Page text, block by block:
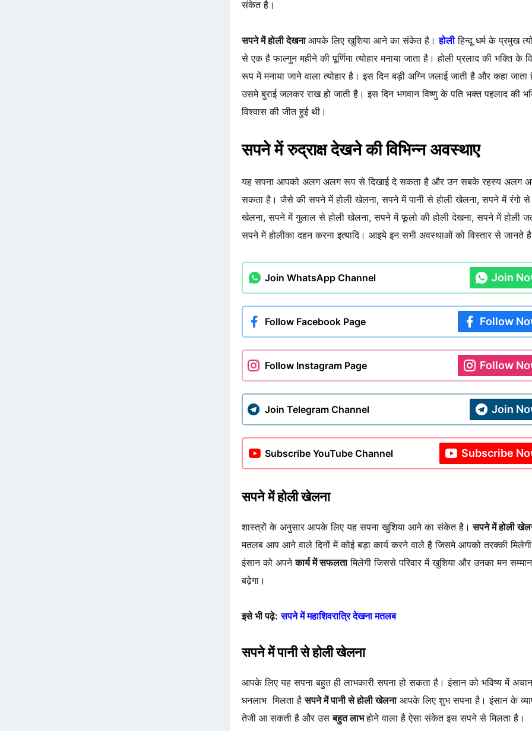
संकेत है।
सपने में होली देखनाआपके लिए खुशिया आने का संकेत है।होलीहिन्दू धर्म के प्रमुख
से एक है फाल्गुन महीने की पूर्णिमा त्योहार मनाया जाता है। होली प्रलाद की भक्ति के
रूप में मनाया जाने वाला त्योहार है। इस दिन बड़ी अग्नि जलाई जाती है और कहा जाता
उसमे बुराई जलकर राख हो जाती है। इस दिन भगवान विष्णु के पति भक्त पहलाद की
विश्वास की जीत हुई थी।
सपने में रुद्राक्ष देखने की विभिन्न अवस्थाए
यह सपना आपको अलग अलग रूप से दिखाई दे सकता है और उन सबके रहस्य अलग
सकता है। जैसे की सपने में होली खेलना, सपने में पानी से होली खेलना, सपने में रंगो से
खेलना, सपने में गुलाल से होली खेलना, सपने में फूलो की होली देखना, सपने में होली
सपने में होलीका दहन करना इत्यादि। आइये इन सभी अवस्थाओं को विस्तार से जानते
Join WhatsApp Channel Join
Follow Facebook Page Follow
Follow Instagram Page Follow
Join Telegram Channel Join
Subscribe YouTube Channel Subscribe
सपने में होली खेलना
शास्त्रों के अनुसार आपके लिए यह सपना खुशिया आने का संकेत है। सपने में होली
मतलब आप आने वाले दिनों में कोई बड़ा कार्य करने वाले है जिसमे आपको तरक्की
इंसान को अपनेकार्य में सफलतामिलेगी जिससे परिवार में खुशिया और उनका मन सम्मान
बढ़ेगा।
इसे भी पढ़े: सपने में महाशिवरात्रि देखना मतलब
सपने में पानी से होली खेलना
आपके लिए यह सपना बहुत ही लाभकारी सपना हो सकता है। इंसान को भविष्य में
धनलाभ मिलता हैसपने में पानी से होली खेलनाआपके लिए शुभ सपना है। इंसान के
तेजी आ सकती है और उसबहुत लाभहोने वाला है ऐसा संकेत इस सपने से मिलता है।